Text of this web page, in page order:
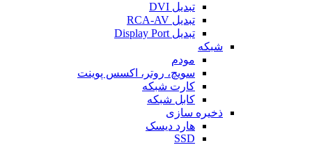
تبدیل DVI
تبدیل RCA-AV
تبدیل Display Port
شبکه
مودم
سویچ، روتر، اکسس پوینت
کارت شبکه
کابل شبکه
ذخیره سازی
هارد دیسک
SSD